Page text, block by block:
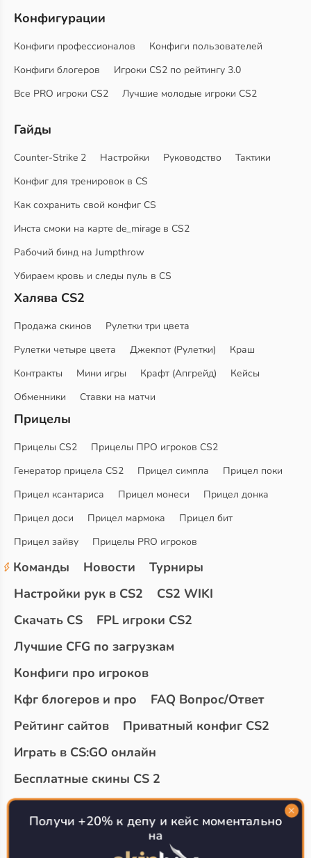
Конфигурации
Конфиги профессионалов
Конфиги пользователей
Конфиги блогеров
Игроки CS2 по рейтингу 3.0
Все PRO игроки CS2
Лучшие молодые игроки CS2
Гайды
Counter-Strike 2 Настройки Руководство
Тактики
Конфиг для тренировок в CS
Как сохранить свой конфиг CS
Инста смоки на карте de_mirage в CS2
Рабочий бинд на Jumpthrow
Убираем кровь и следы пуль в CS
Халява CS2
Продажа скинов
Рулетки три цвета
Рулетки четыре цвета
Джекпот (Рулетки)
Краш
Контракты
Мини игры Крафт (Апгрейд)
Кейсы
Обменники
Ставки на матчи
Прицелы
Прицелы CS2
Прицелы ПРО игроков CS2
Генератор прицела CS2
Прицел симпла
Прицел поки
Прицел ксантариса
Прицел монеси
Прицел донка
Прицел доси
Прицел мармока
Прицел бит
Прицел зайву
Прицелы PRO игроков
Команды Новости
Турниры
Настройки рук в CS2
CS2 WIKI
Скачать CS
FPL игроки CS2
Лучшие CFG по загрузкам
Конфиги про игроков
Кфг блогеров и про
FAQ Вопрос/Ответ
Рейтинг сайтов
Приватный конфиг CS2
Играть в CS:GO онлайн
Бесплатные скины CS 2
Топ сайтов с халявой КС 2
О проекте
Получи +20% к депу и кейс моментально
на